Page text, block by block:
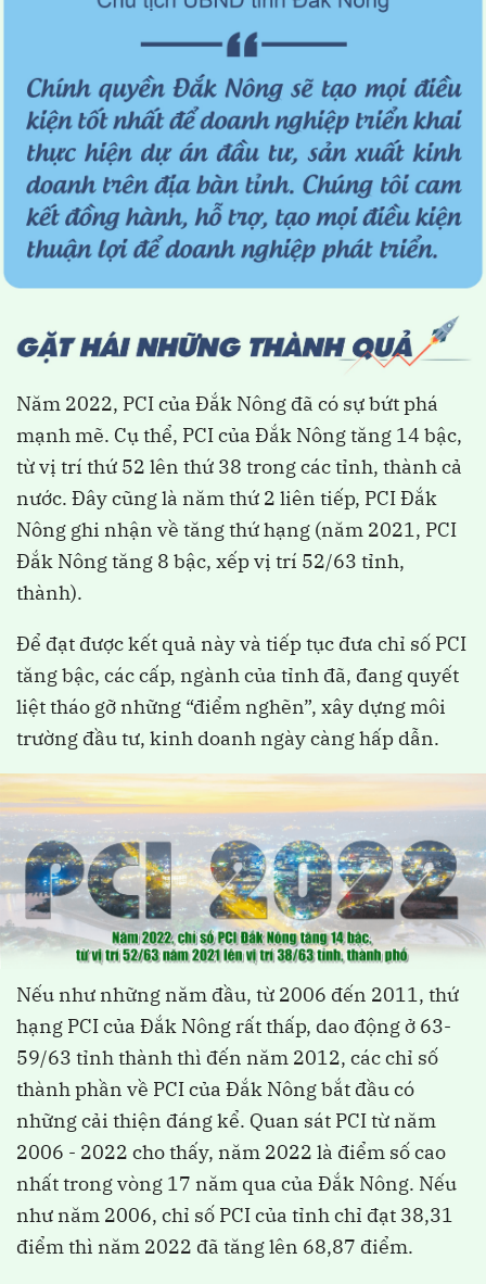
Năm 2022, PCI của Đắk Nông đã có sự bứt phá
mạnh mẽ. Cụ thể, PCI của Đắk Nông tăng 14 bậc,
từ vị trí thứ 52 lên thứ 38 trong các tỉnh, thành cả
nước. Đây cũng là năm thứ 2 liên tiếp, PCI Đắk
Nông ghi nhận về tăng thứ hạng (năm 2021, PCI
Đắk Nông tăng 8 bậc, xếp vị trí 52/63 tỉnh,
thành).
Để đạt được kết quả này và tiếp tục đưa chỉ số PCI
tăng bậc, các cấp, ngành của tỉnh đã, đang quyết
liệt tháo gỡ những “điểm nghẽn”, xây dựng môi
trường đầu tư, kinh doanh ngày càng hấp dẫn.
Nếu như những năm đầu, từ 2006 đến 2011, thứ
hạng PCI của Đắk Nông rất thấp, dao động ở 63-
59/63 tỉnh thành thì đến năm 2012, các chỉ số
thành phần về PCI của Đắk Nông bắt đầu có
những cải thiện đáng kể. Quan sát PCI từ năm
2006 - 2022 cho thấy, năm 2022 là điểm số cao
nhất trong vòng 17 năm qua của Đắk Nông. Nếu
như năm 2006, chỉ số PCI của tỉnh chỉ đạt 38,31
điểm thì năm 2022 đã tăng lên 68,87 điểm.